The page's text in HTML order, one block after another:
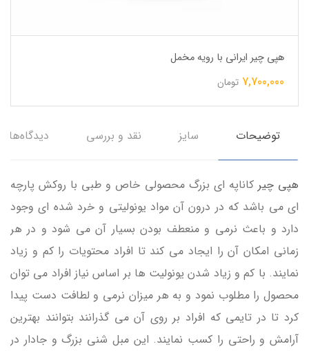
هپی چیر ایرانی با رویه مخمل
7,700,000 تومان
توضیحات سایز نقد و بررسی دیدگاه‌ها
هپی چیر کاناپه ای بزرگ محصولی خاص و طبی با روکش پارچه
ای می باشد که در درون آن مواد یونولیتی و خرد شده ای وجود
دارد و باعث نرمی و منعطف بودن بسیار آن می شود و در هر
زمانی امکان آن را ایجاد می کند تا افراد محتویات را کم و زیاد
نمایند. با کم و زیاد شدن یونولیت ها بر اساس نیاز افراد می توان
محصول را مطلوب نمود و به هر میزان نرمی و لطافت دست پیدا
کرد تا در تایمی که افراد بر روی آن می گذرانند بتوانند بهترین
آرامش و راحتی را کسب نمایند. این مبل شنی بزرگ و جادار در